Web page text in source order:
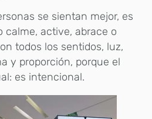
se sientan mejor, es
calme, active, abrace o
todos los sentidos, luz,
y proporción, porque el
es intencional.